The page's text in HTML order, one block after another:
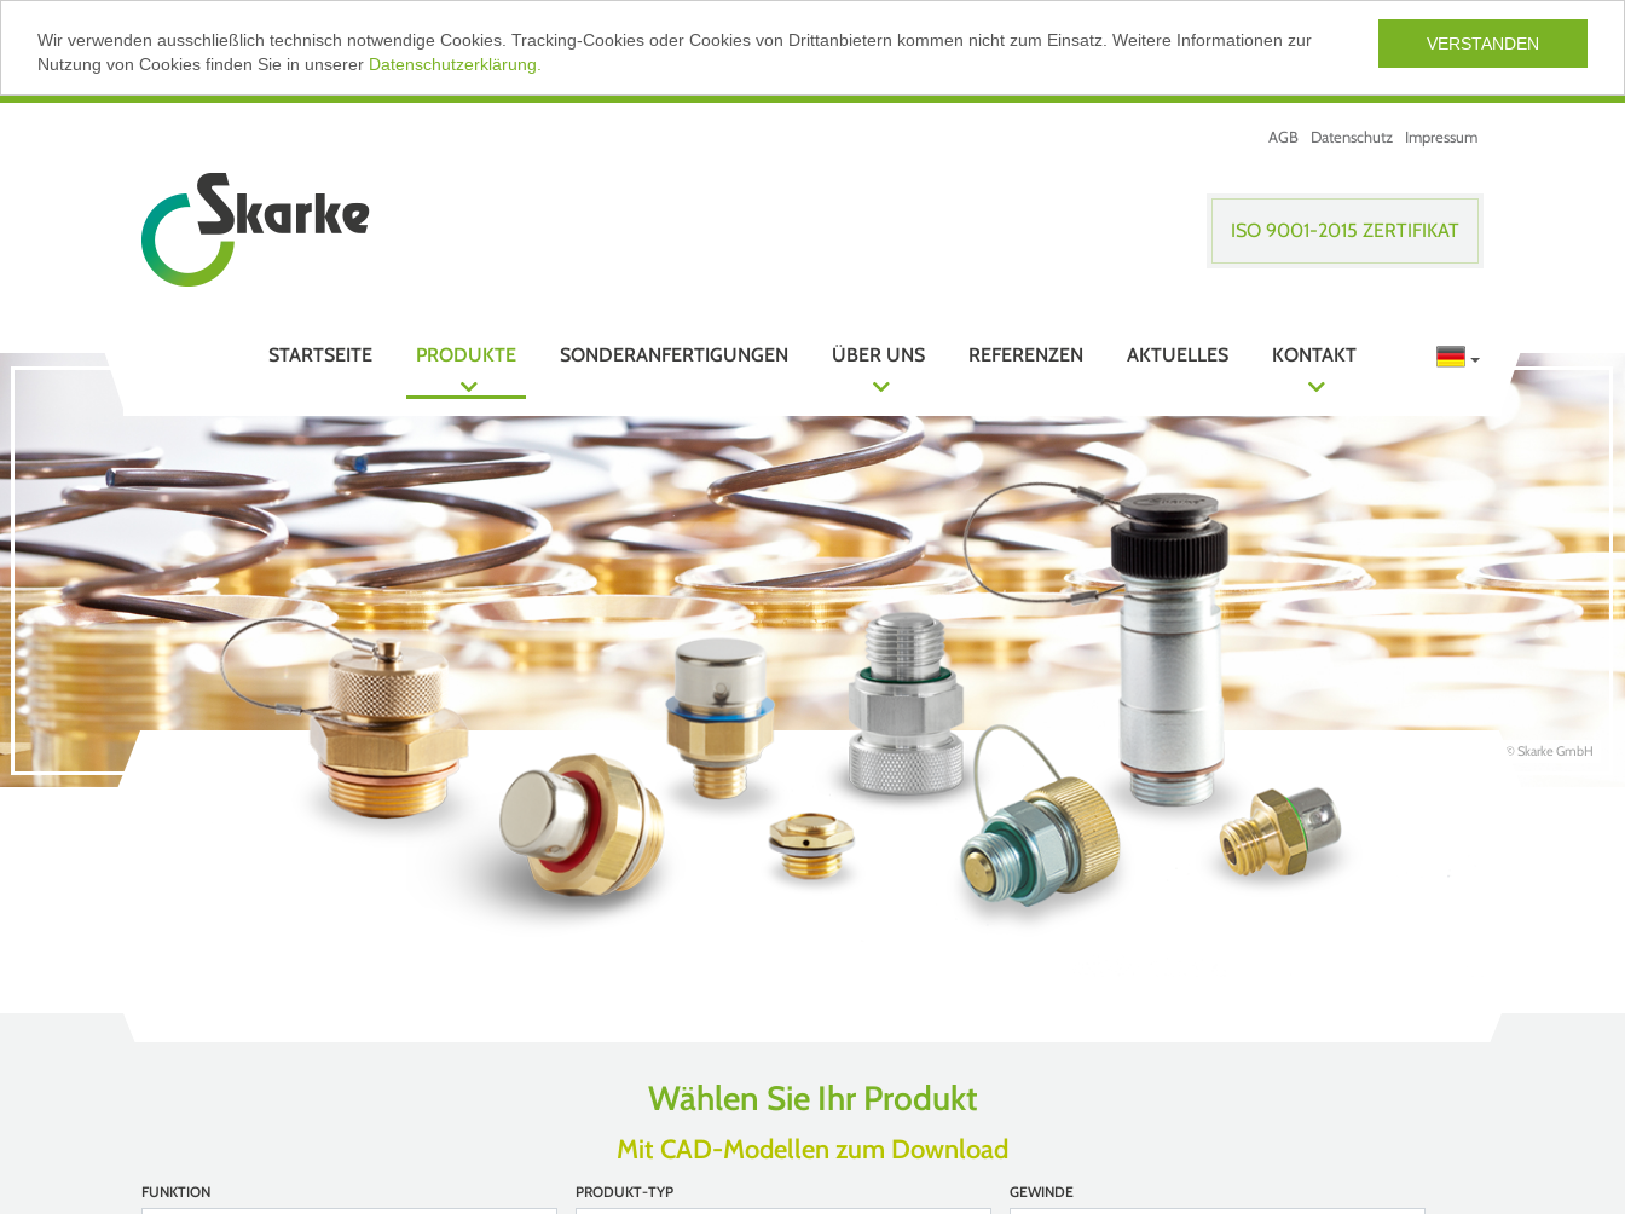
VERSTANDEN
Wir verwenden ausschließlich technisch notwendige Cookies. Tracking-Cookies oder Cookies von Drittanbietern kommen nicht zum Einsatz. Weitere Informationen zur
Nutzung von Cookies finden Sie in unserer Datenschutzerklärung.
AGB Datenschutz Impressum
ISO 9001-2015 ZERTIFIKAT
STARTSEITE PRODUKTE SONDERANFERTIGUNGEN ÜBER UNS REFERENZEN AKTUELLES KONTAKT
© Skarke GmbH
Wählen Sie Ihr Produkt
Mit CAD-Modellen zum Download
FUNKTION PRODUKT-TYP GEWINDE